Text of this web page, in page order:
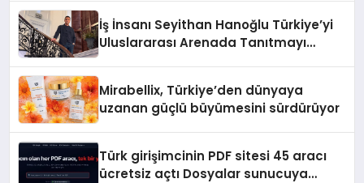
İş İnsanı Seyithan Hanoğlu Türkiye’yi
Uluslararası Arenada Tanıtmayı
Mirabellix, Türkiye’den dünyaya
uzanan güçlü büyümesini sürdürüyor
Türk girişimcinin PDF sitesi 45 aracı
ücretsiz açtı Dosyalar sunucuya